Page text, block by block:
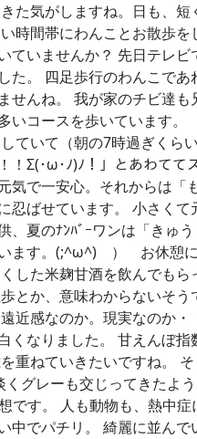
た気がしますね。日も、
時間帯にわんことお散歩
いませんか？ 先日テレ
。 四足歩行のわんこで
んね。 我が家のチビ達
コースを歩いています。
ていて（朝の7時過ぎくら
Σ(･ω･ﾉ)ﾉ！」とあわてて
で一安心。それからは「
ばせています。 小さく
、夏のﾅﾝﾊﾞｰワンは「きゅ
います。(;^ω^) ）
お休憩
した米麹甘酒を飲んでもら
とか、意味わからないそ
感なのか。現実なのか・
なりました。 甘えんぼ指
重ねていきたいですね。
グレーも交じってきたよ
す。 人も動物も、熱中
でパチリ。 綺麗に並んで